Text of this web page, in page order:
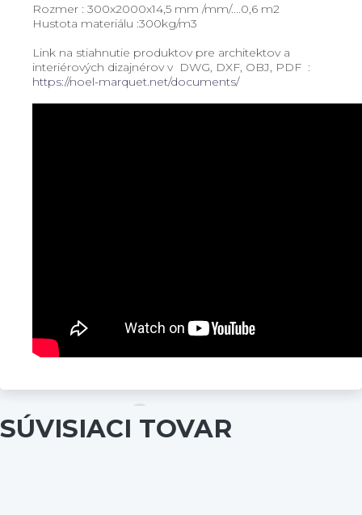
Rozmer : 300x2000x14,5 mm /mm/....0,6 m2
Hustota materiálu :300kg/m3
Link na stiahnutie produktov pre architektov a
interiérových dizajnérov v DWG, DXF, OBJ, PDF :
https://noel-marquet.net/documents/
SÚVISIACI TOVAR